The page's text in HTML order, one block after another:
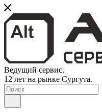
Ведущий сервис.
12 лет на рынке Сургута.